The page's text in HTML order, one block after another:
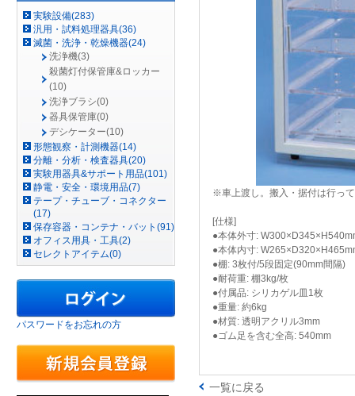
実験設備(283)
汎用・試料処理器具(36)
滅菌・洗浄・乾燥機器(24)
洗浄機(3)
殺菌灯付保管庫&ロッカー
(10)
洗浄ブラシ(0)
器具保管庫(0)
デシケーター(10)
形態観察・計測機器(14)
分離・分析・検査器具(20)
実験用器具&サポート用品(101)
静電・安全・環境用品(7)
テープ・チューブ・コネクター
(17)
保存容器・コンテナ・バット(91)
オフィス用具・工具(2)
セレクトアイテム(0)
パスワードをお忘れの方
※車上渡し。搬入・据付は行っ
[仕様]
●本体外寸:
●本体内寸:
●棚: 3枚付/5段固定(90mm間隔)
●耐荷重: 棚3kg/枚
●付属品: シリカゲル皿1枚
●重量: 約6kg
●材質: 透明アクリル3mm
●ゴム足を含む全高: 540mm
一覧に戻る